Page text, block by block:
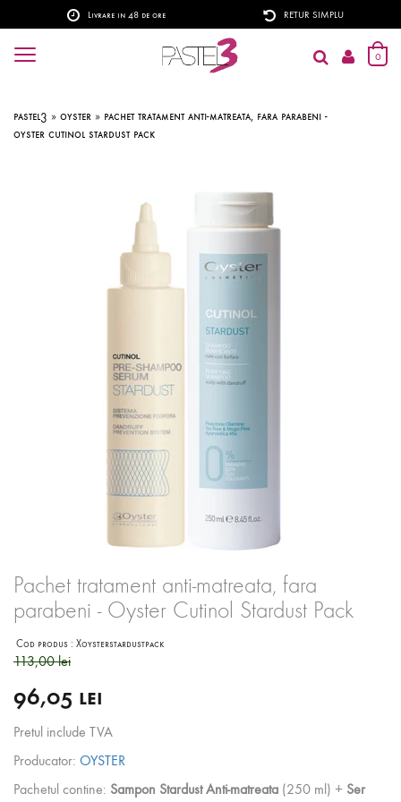
Livrare in 48 de ore RETUR SIMPLU
0
pastel3 » oyster » pachet tratament anti-matreata, fara parabeni -
oyster cutinol stardust pack
Pachet tratament anti-matreata, fara
parabeni - Oyster Cutinol Stardust Pack
Cod produs : Xoysterstardustpack
113,00 lei
96,05 lei
Pretul include TVA
Producator: OYSTER
Pachetul contine: Sampon Stardust Anti-matreata (250 ml) + Ser